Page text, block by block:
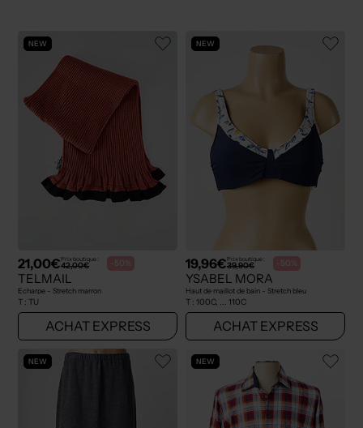
NEW
21,00€Prix boutique :
42,00€ -50%
TELMAIL
Echarpe - Stretch marron
T : TU
ACHAT EXPRESS
NEW
19,96€Prix boutique :
39,90€ -50%
YSABEL MORA
Haut de maillot de bain - Stretch bleu
T : 100C, ... 110C
ACHAT EXPRESS
NEW NEW